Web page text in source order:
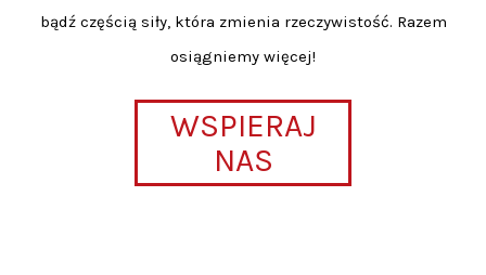
bądź częścią siły, która zmienia rzeczywistość. Razem
osiągniemy więcej!
WSPIERAJ
NAS